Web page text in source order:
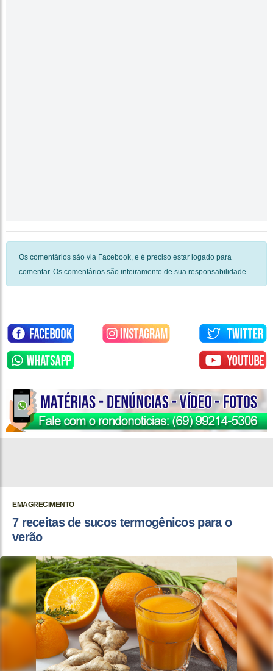
Os comentários são via Facebook, e é preciso estar logado para
comentar. Os comentários são inteiramente de sua responsabilidade.
EMAGRECIMENTO
7 receitas de sucos termogênicos para o
verão